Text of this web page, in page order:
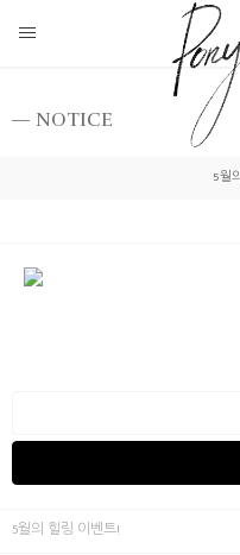
NOTICE
5월
5월의 힐링 이벤트!